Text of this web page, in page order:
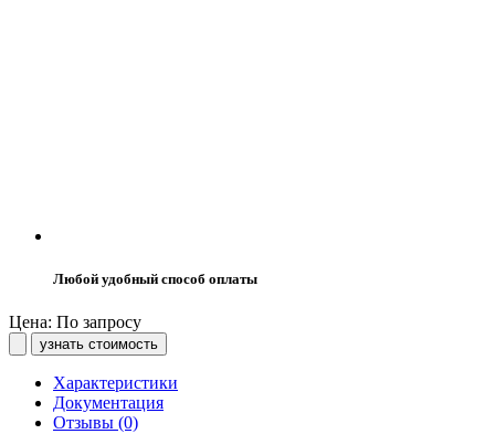
Любой удобный способ оплаты
Цена: По запросу
узнать стоимость
Характеристики
Документация
Отзывы (0)